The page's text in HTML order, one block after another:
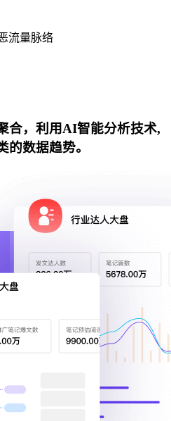
流量脉络
合，利用AI智能分析技术,
的数据趋势。